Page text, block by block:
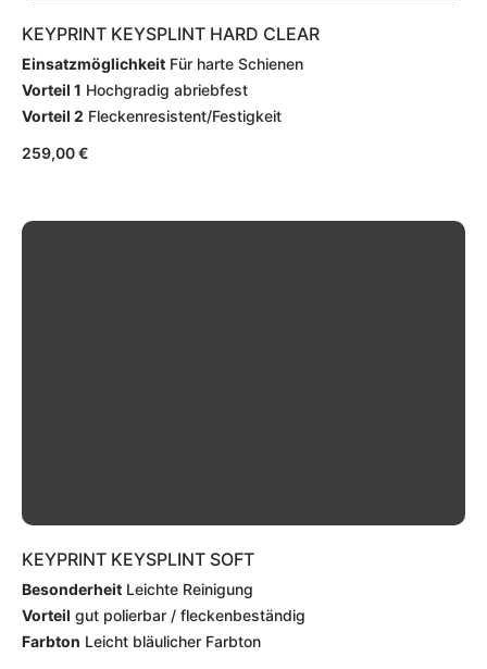
KEYPRINT KEYSPLINT HARD CLEAR
Einsatzmöglichkeit Für harte Schienen
Vorteil 1 Hochgradig abriebfest
Vorteil 2 Fleckenresistent/Festigkeit
259,00€
KEYPRINT KEYSPLINT SOFT
Besonderheit Leichte Reinigung
Vorteil gut polierbar / fleckenbeständig
Farbton Leicht bläulicher Farbton